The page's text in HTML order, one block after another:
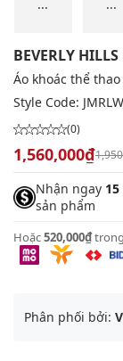
... ...
BEVERLY
Áo khoác thể
Style Code:
(0)
1,560,000₫
Nhận ngay
sản phẩm
Hoặc520,000₫
Phân phối bởi: